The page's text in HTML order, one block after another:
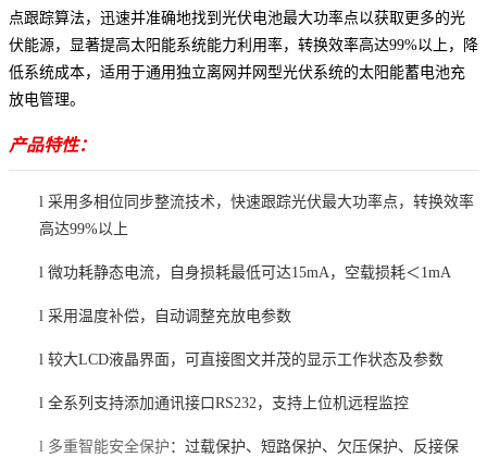
点跟踪算法，迅速并准确地找到光伏电池最大功率点以获取更多的光
伏能源，显著提高太阳能系统能力利用率，转换效率高达99%以上，降
低系统成本，适用于通用独立离网并网型光伏系统的太阳能蓄电池充
放电管理。
产品特性：
l 采用多相位同步整流技术，快速跟踪光伏最大功率点，转换效率
高达99%以上
l 微功耗静态电流，自身损耗最低可达15mA， 空载损耗＜1mA
l 采用温度补偿，自动调整充放电参数
l 较大LCD液晶界面，可直接图文并茂的显示工作状态及参数
l 全系列支持添加通讯接口RS232，支持上位机远程监控
l 多重智能安全保护 ： 过载保护、 短路保护、 欠压保护、 反接保